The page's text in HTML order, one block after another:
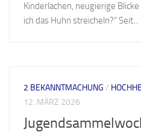
Kinderlachen, neugierige
ich das Huhn streicheln?“ Seit...
2 BEKANNTMACHUNG /
12. MÄRZ 2026